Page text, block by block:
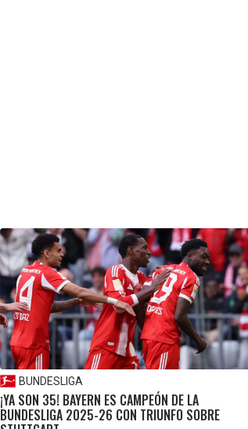
BUNDESLIGA
¡YA SON 35! BAYERN ES CAMPEÓN DE LA
BUNDESLIGA 2025-26 CON TRIUNFO SOBRE